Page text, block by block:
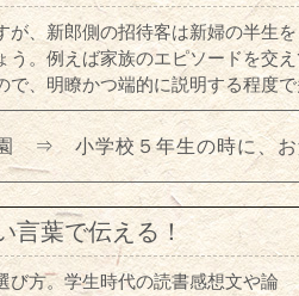
が、新郎側の招待客は新婦の半生
う。例えば家族のエピソードを交
、明瞭かつ端的に説明する程度
⇒ 小学校５年生の時に、お
言葉で伝える！
び方。学生時代の読書感想文や論